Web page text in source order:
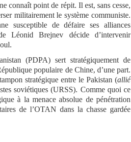
connaît point de répit. Il est, sans cesse,
militairement le système communiste.
susceptible de défaire ses alliances
Léonid Brejnev décide d’intervenir
(PDPA) sert stratégiquement de
populaire de Chine, d’une part.
stratégique entre le Pakistan (allié
soviétiques (URSS). Comme quoi ce
à la menace absolue de pénétration
de l’OTAN dans la chasse gardée